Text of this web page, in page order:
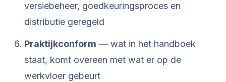
versiebeheer, goedkeuringsproces en
distributie geregeld
Praktijkconform — wat in het handboek
staat, komt overeen met wat er op de
werkvloer gebeurt